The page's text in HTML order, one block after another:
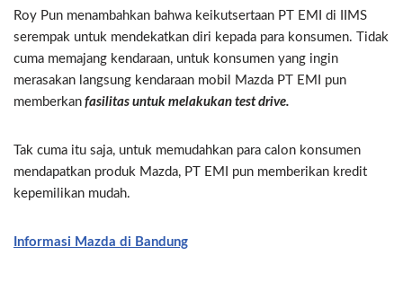
Roy Pun menambahkan bahwa keikutsertaan PT EMI di IIMS
serempak untuk mendekatkan diri kepada para konsumen. Tidak
cuma memajang kendaraan, untuk konsumen yang ingin
merasakan langsung kendaraan mobil Mazda PT EMI pun
memberkan fasilitas untuk melakukan test drive.
Tak cuma itu saja, untuk memudahkan para calon konsumen
mendapatkan produk Mazda, PT EMI pun memberikan kredit
kepemilikan mudah.
Informasi Mazda di Bandung